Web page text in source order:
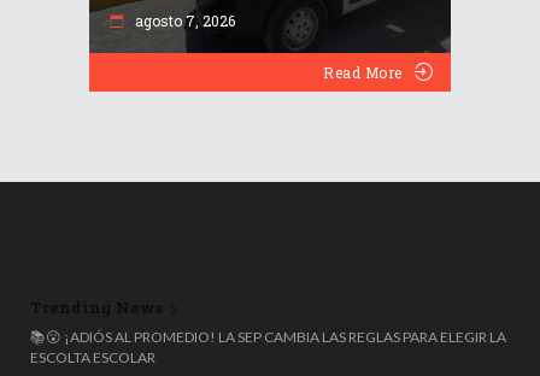
agosto 7, 2026
Read More
📚😮 ¡ADIÓS AL PROMEDIO! LA SEP CAMBIA LAS REGLAS PARA ELEGIR LA
ESCOLTA ESCOLAR
📝 UNAM CANCELA CONTRATO CON TERRITORIUM LIFE Y APLICARÁ
TRES AUDITORÍAS TRAS ESCÁNDALO DE TRAMPAS EN EXAMEN DE